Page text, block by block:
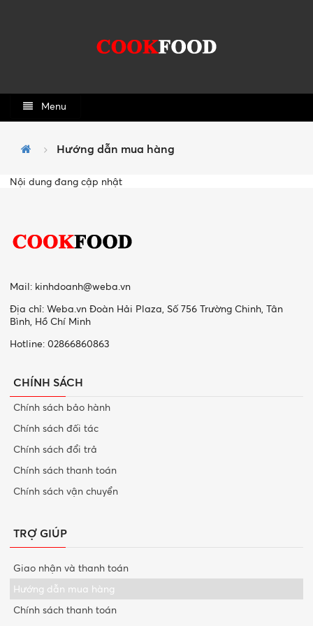
Menu
Hướng dẫn mua hàng
Nội dung đang cập nhật
Mail: kinhdoanh@weba.vn
Địa chỉ: Weba.vn Đoàn Hải Plaza, Số 756 Trường Chinh, Tân
Bình, Hồ Chí Minh
Hotline: 02866860863
CHÍNH SÁCH
Chính sách bảo hành
Chính sách đối tác
Chính sách đổi trả
Chính sách thanh toán
Chính sách vận chuyển
TRỢ GIÚP
Giao nhận và thanh toán
Hướng dẫn mua hàng
Chính sách thanh toán